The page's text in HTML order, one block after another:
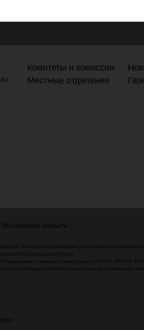
Комитеты и комиссии
Местные отделения
область
Согласно требованиям российского
и социальной розни.
запись о регистрации от 19.11.2018 №
Общероссийской общественной организации